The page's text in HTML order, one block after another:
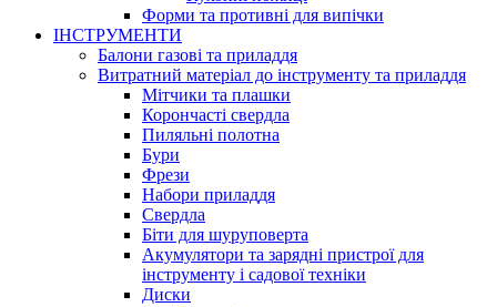
Форми та противні для випічки
ІНСТРУМЕНТИ
Балони газові та приладдя
Витратний матеріал до інструменту та приладдя
Мітчики та плашки
Корончасті свердла
Пиляльні полотна
Бури
Фрези
Набори приладдя
Свердла
Біти для шуруповерта
Акумулятори та зарядні пристрої для
інструменту і садової техніки
Диски